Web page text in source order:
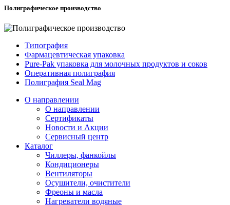
Полиграфическое производство
Типография
Фармацевтическая упаковка
Pure-Pak упаковка для молочных продуктов и соков
Оперативная полиграфия
Полиграфия Seal Mag
О направлении
О направлении
Сертификаты
Новости и Акции
Сервисный центр
Каталог
Чиллеры, фанкойлы
Кондиционеры
Вентиляторы
Осушители, очистители
Фреоны и масла
Нагреватели водяные